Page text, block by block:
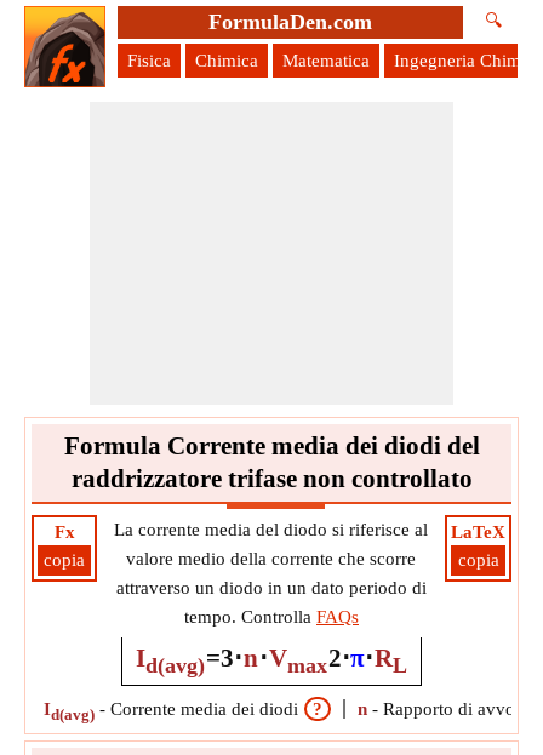
FormulaDen.com 🔍
Fisica Chimica Matematica Ingegneria Chimica
Formula Corrente media dei diodi del
raddrizzatore trifase non controllato
Fx
copia
LaTeX
copia
La corrente media del diodo si riferisce al
valore medio della corrente che scorre
attraverso un diodo in un dato periodo di
tempo. Controlla FAQs
Id(avg)=3⋅n⋅Vmax2⋅π⋅RL
Id(avg) - Corrente media dei diodi ? n - Rapporto di